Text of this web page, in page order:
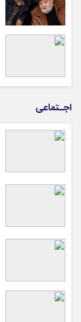
اجـتماعی